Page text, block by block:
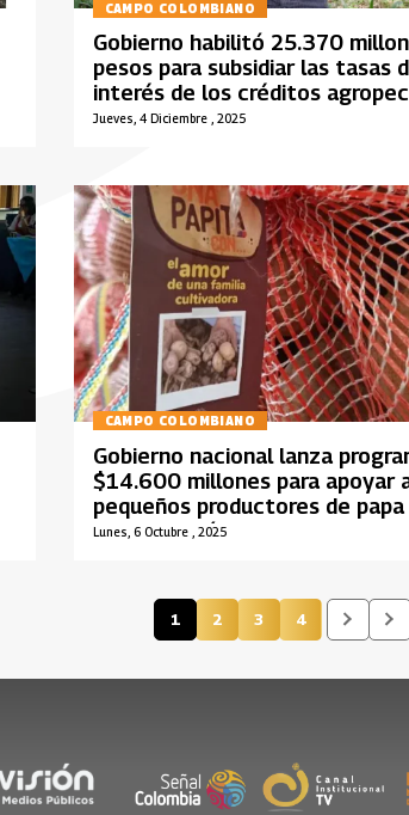
CAMPO COLOMBIANO
Jueves, 4 Diciembre , 2025
Gobierno habilitó 25.370
pesos para subsidiar las tasas
interés de los créditos
CAMPO COLOMBIANO
Lunes, 6 Octubre , 2025
Gobierno nacional lanza
$14.600 millones para apoyar
pequeños productores de papa
frenar la caída de precios
Página actual
1 Página
2 Página
3 Página
4